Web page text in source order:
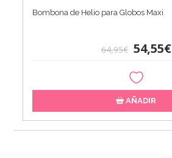
Bombona de Helio para Globos Maxi
64,95€ 54,55€
AÑADIR